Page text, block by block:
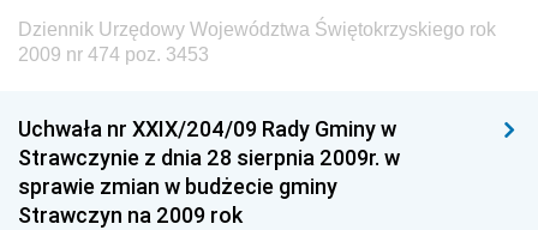
Dziennik Urzędowy Ministra Edukacji
Dziennik Urzędowy Ministra Przemysłu
Dziennik Urzędowy Ministra Finansów i Gospodarki
Dziennik Urzędowy Ministra do Spraw Unii
Dziennik Urzędowy Województwa Świętokrzyskiego rok
2009 nr 474 poz. 3453
Uchwała nr XXIX/204/09 Rady Gminy w
Strawczynie z dnia 28 sierpnia 2009r. w
sprawie zmian w budżecie gminy
Strawczyn na 2009 rok